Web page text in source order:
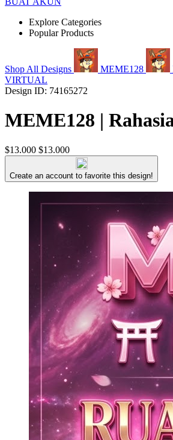
Explore Categories
Popular Products
Shop All Designs MEME128
VIRTUAL
Design ID: 74165272
MEME128 |
$13.000 $13.000
Create an account to favorite this design!